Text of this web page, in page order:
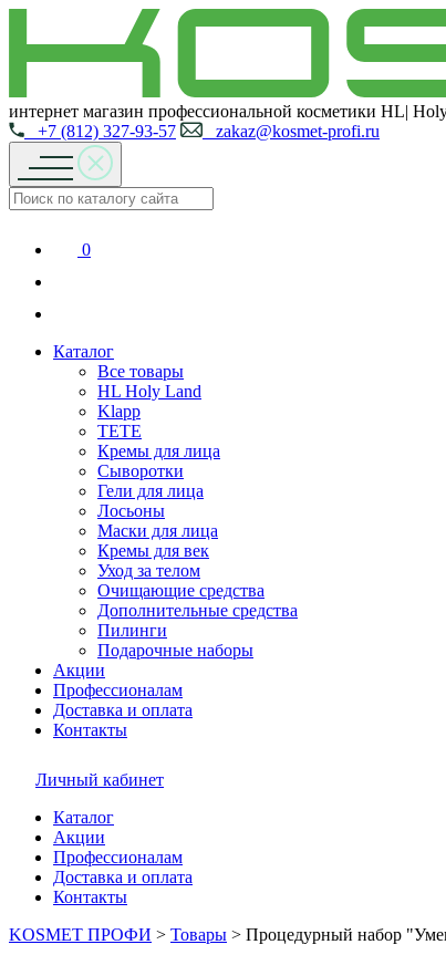
интернет магазин профессиональной косметики HL|
+7 (812) 327-93-57
zakaz@kosmet-profi.ru
0
Каталог
Все товары
HL Holy Land
Klapp
TETE
Кремы для лица
Сыворотки
Гели для лица
Лосьоны
Маски для лица
Кремы для век
Уход за телом
Очищающие средства
Дополнительные средства
Пилинги
Подарочные наборы
Акции
Профессионалам
Доставка и оплата
Контакты
Личный кабинет
Каталог
Акции
Профессионалам
Доставка и оплата
Контакты
KOSMET ПРОФИ > Товары > Процедурный набор